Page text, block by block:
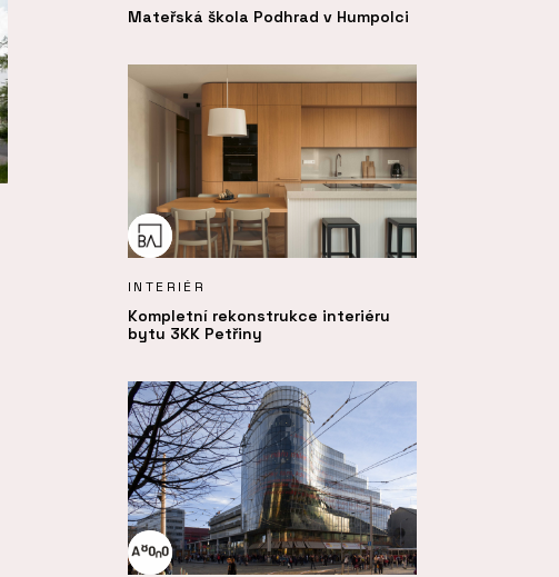
Mateřská škola Podhrad v Humpolci
INTERIÉR
Kompletní rekonstrukce interiéru
bytu 3KK Petřiny